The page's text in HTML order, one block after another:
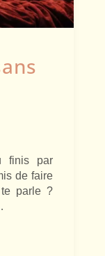
finis par
de faire
te parle ?